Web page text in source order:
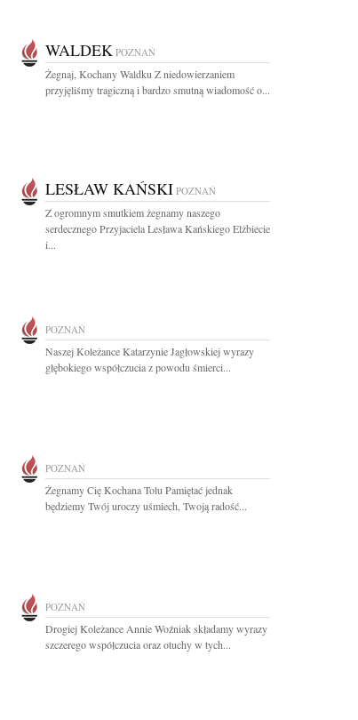
WALDEK POZNAŃ
Żegnaj, Kochany Waldku Z niedowierzaniem
przyjęliśmy tragiczną i bardzo smutną wiadomość o...
LESŁAW KAŃSKI POZNAŃ
Z ogromnym smutkiem żegnamy naszego
serdecznego Przyjaciela Lesława Kańskiego Elżbiecie
i...
POZNAŃ
Naszej Koleżance Katarzynie Jagłowskiej wyrazy
głębokiego współczucia z powodu śmierci...
POZNAŃ
Żegnamy Cię Kochana Tolu Pamiętać jednak
będziemy Twój uroczy uśmiech, Twoją radość...
POZNAŃ
Drogiej Koleżance Annie Woźniak składamy wyrazy
szczerego współczucia oraz otuchy w tych...